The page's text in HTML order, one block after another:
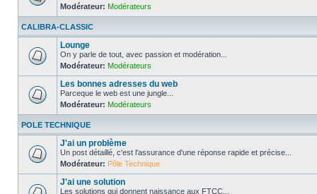
Modérateur: Modérateurs
CALIBRA-CLASSIC
Lounge
On y parle de tout, avec passion et modération...
Modérateur: Modérateurs
Les bonnes adresses du web
Parceque le web est une jungle...
Modérateur: Modérateurs
POLE TECHNIQUE
J'ai un problème
Un post détaillé, c'est l'assurance d'une réponse rapide et précise...
Modérateur: Pôle Technique
J'ai une solution
Les solutions qui donnent naissance aux FTCC...